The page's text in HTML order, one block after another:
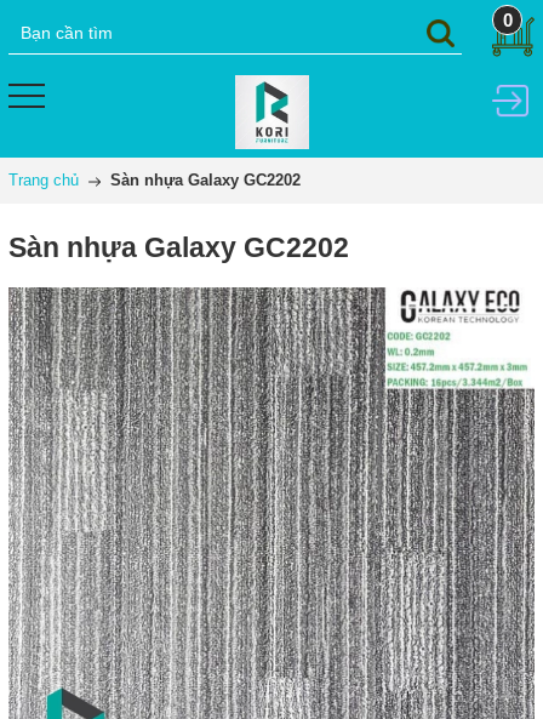
0
Trang chủ Sàn nhựa Galaxy GC2202
Sàn nhựa Galaxy GC2202